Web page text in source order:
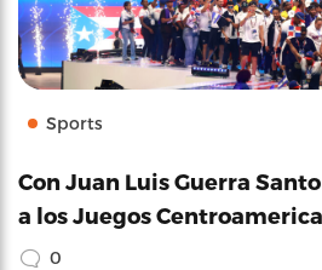
Sports
Con Juan Luis Guerra
a los Juegos
0